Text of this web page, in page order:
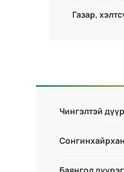
Газар,
Чингэлтэй